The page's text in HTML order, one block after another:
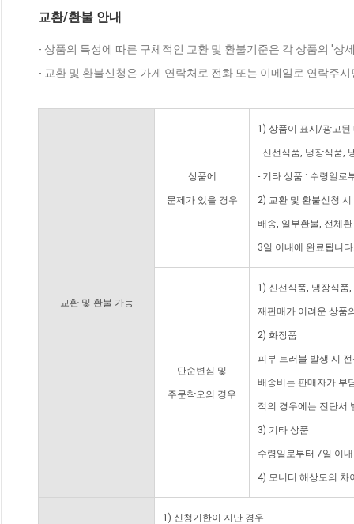
교환/환불 안내
- 상품의 특성에 따른 구체적인 교환 및 환불기준은 각 상품의 '상
- 교환 및 환불신청은 가게 연락처로 전화 또는 이메일로 연락주
교환 및 환불 가능
상품에
문제가 있을 경우
1) 상품이 표시/광고된
- 신선식품, 냉장식품,
- 기타 상품 : 수령일로
2) 교환 및 환불신청
배송, 일부환불, 전체
3일 이내에 완료됩니
단순변심 및
주문착오의 경우
1) 신선식품, 냉장식품
재판매가 어려운 상품
2) 화장품
피부 트러블 발생 시
배송비는 판매자가 부
적의 경우에는 진단서
3) 기타 상품
수령일로부터 7일 이
4) 모니터 해상도의 차
1) 신청기한이 지난 경우